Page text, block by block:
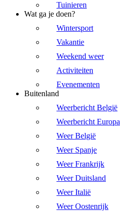
Tuinieren
Wat ga je doen?
Wintersport
Vakantie
Weekend weer
Activiteiten
Evenementen
Buitenland
Weerbericht België
Weerbericht Europa
Weer België
Weer Spanje
Weer Frankrijk
Weer Duitsland
Weer Italië
Weer Oostenrijk